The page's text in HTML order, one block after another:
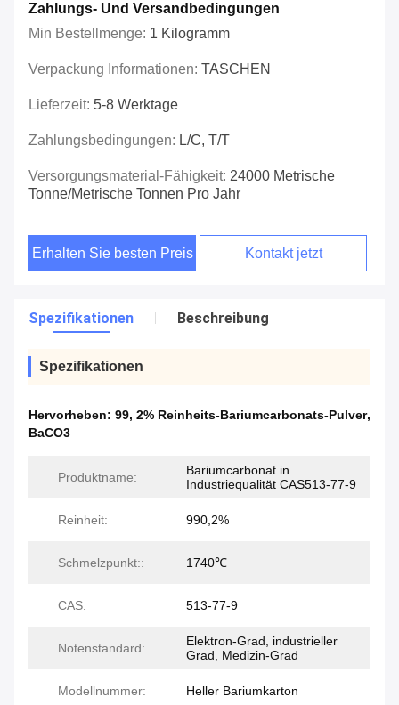
Zahlungs- Und Versandbedingungen
Min Bestellmenge: 1 Kilogramm
Verpackung Informationen: TASCHEN
Lieferzeit: 5-8 Werktage
Zahlungsbedingungen: L/C, T/T
Versorgungsmaterial-Fähigkeit: 24000 Metrische
Tonne/metrische Tonnen Pro Jahr
Erhalten Sie besten Preis Kontakt jetzt
Spezifikationen Beschreibung
Spezifikationen
Hervorheben: 99, 2% Reinheits-Bariumcarbonats-Pulver,
BaCO3
Produktname:
Bariumcarbonat in
Industriequalität CAS513-77-9
Reinheit: 990,2%
Schmelzpunkt:: 1740℃
CAS: 513-77-9
Notenstandard:
Elektron-Grad, industrieller
Grad, Medizin-Grad
Modellnummer: Heller Bariumkarton